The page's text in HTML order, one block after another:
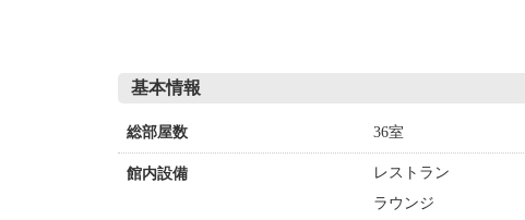
基本情報
総部屋数 36室
館内設備 レストラン
ラウンジ